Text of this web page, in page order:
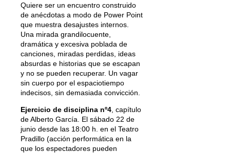
Quiere ser un encuentro construido
de anécdotas a modo de Power Point
que muestra desajustes internos.
Una mirada grandilocuente,
dramática y excesiva poblada de
canciones, miradas perdidas, ideas
absurdas e historias que se escapan
y no se pueden recuperar. Un vagar
sin cuerpo por el espaciotiempo
indecisos, sin demasiada convicción.
Ejercicio de disciplina nº4 , capítulo
de Alberto García. El sábado 22 de
junio desde las 18:00 h. en el Teatro
Pradillo (acción performática en la
que los espectadores pueden